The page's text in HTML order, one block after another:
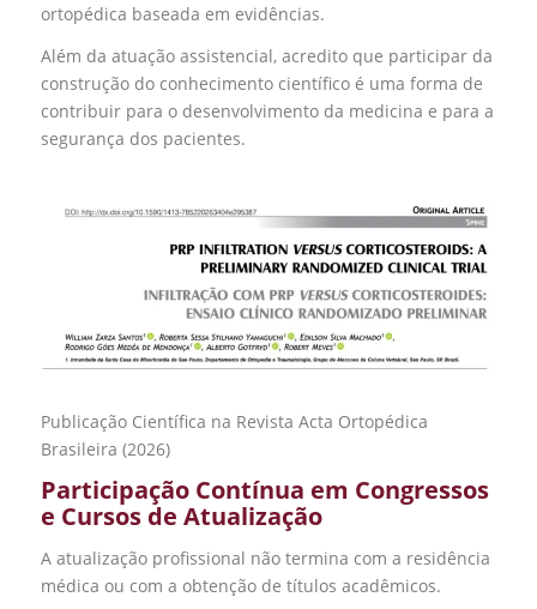
ortopédica baseada em evidências.
Além da atuação assistencial, acredito que participar da
construção do conhecimento científico é uma forma de
contribuir para o desenvolvimento da medicina e para a
segurança dos pacientes.
Publicação Científica na Revista Acta Ortopédica
Brasileira (2026)
Participação Contínua em Congressos
e Cursos de Atualização
A atualização profissional não termina com a residência
médica ou com a obtenção de títulos acadêmicos.